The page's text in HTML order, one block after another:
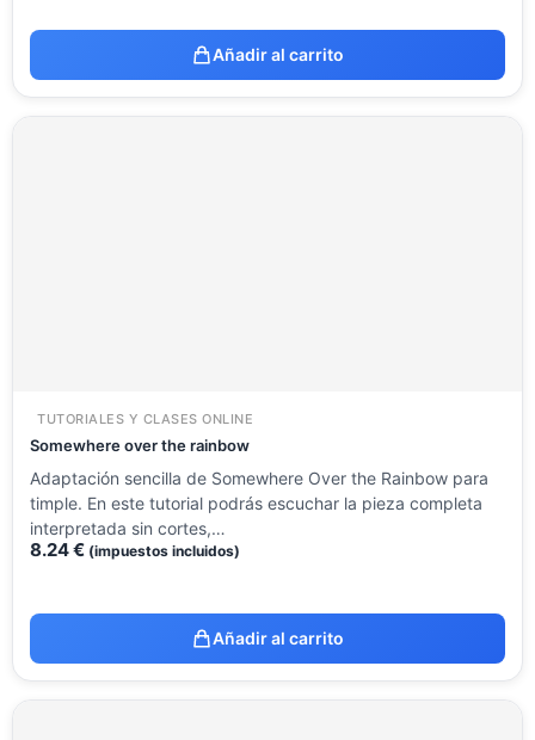
Añadir al carrito
TUTORIALES Y CLASES ONLINE
Somewhere over the rainbow
Adaptación sencilla de Somewhere Over the Rainbow para
timple. En este tutorial podrás escuchar la pieza completa
interpretada sin cortes,…
8.24€ (impuestos incluidos)
Añadir al carrito